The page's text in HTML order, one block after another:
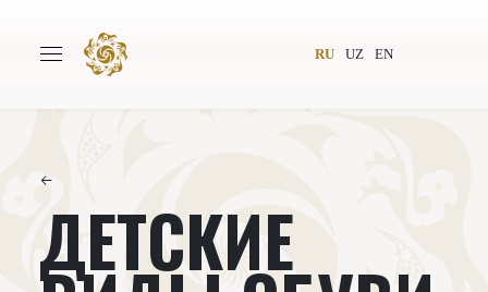
RU UZ EN
Авторы Всемирное общество
←
ДЕТСКИЕ